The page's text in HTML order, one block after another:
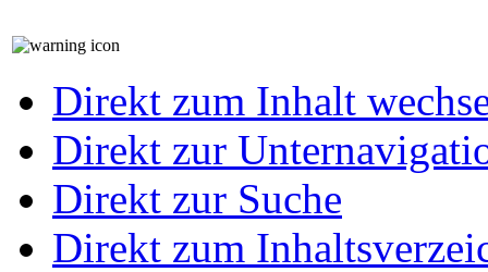
Direkt zum Inhalt
Direkt zur
Direkt zur Suche
Direkt zum